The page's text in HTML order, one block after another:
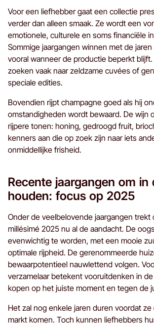
Voor een liefhebber gaat een collectie
verder dan alleen smaak. Ze wordt een
emotionele, culturele en soms financiële
Sommige jaargangen winnen met de jaren
vooral wanneer de productie beperkt
zoeken vaak naar zeldzame cuvées of
speciale edities.
Bovendien rijpt champagne goed als hij
omstandigheden wordt bewaard. De wijn
rijpere tonen: honing, gedroogd fruit,
kenners aan die op zoek zijn naar iets
onmiddellijke frisheid.
Recente jaargangen om in
houden: focus op 2025
Onder de veelbelovende jaargangen trekt
millésimé 2025 nu al de aandacht. De
evenwichtig te worden, met een mooie
optimale rijpheid. De gerenommeerde
bewaarpotentieel nauwlettend volgen.
verzamelaar betekent vooruitdenken in
kopen op het juiste moment en tegen de
Het zal nog enkele jaren duren voordat
markt komen. Toch kunnen liefhebbers